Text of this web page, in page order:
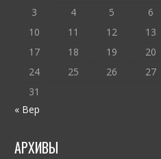
3
4 5 6
10
11 12 13
17
18 19 20
24
25 26 27
31
« Вер
АРХИВЫ